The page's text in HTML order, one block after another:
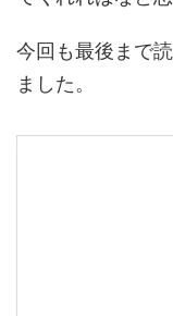
今回も最後まで
ました。